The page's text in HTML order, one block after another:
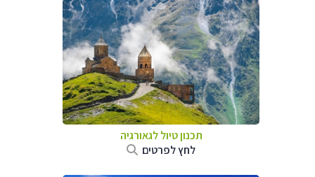
תכנון טיול לגאורגיה
לחץ לפרטים